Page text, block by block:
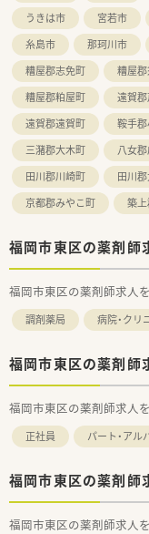
うきは市
宮若市
糸島市
那珂川市
糟屋郡志免町
糟屋
糟屋郡粕屋町
遠賀
遠賀郡遠賀町
鞍手
三潴郡大木町
八女
田川郡川崎町
田川
京都郡みやこ町
築
福岡市東区の薬剤師
福岡市東区の薬剤師求人
調剤薬局 病院・クリ
福岡市東区の薬剤師
福岡市東区の薬剤師求人
正社員 パート・アル
福岡市東区の薬剤師
福岡市東区の薬剤師求人